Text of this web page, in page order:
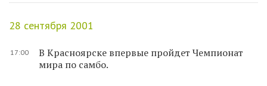
28 сентября 2001
17:00
В Красноярске впервые пройдет Чемпионат
мира по самбо.